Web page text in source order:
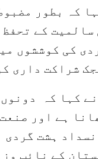
کہ بطور
سالمیت کے
کی کوششوں
شراکت داری
کہا کہ
ہے اور
ہشت گردی
کے نائب